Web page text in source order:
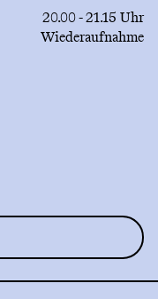
20.00 - 21.15 Uhr
Wiederaufnahme